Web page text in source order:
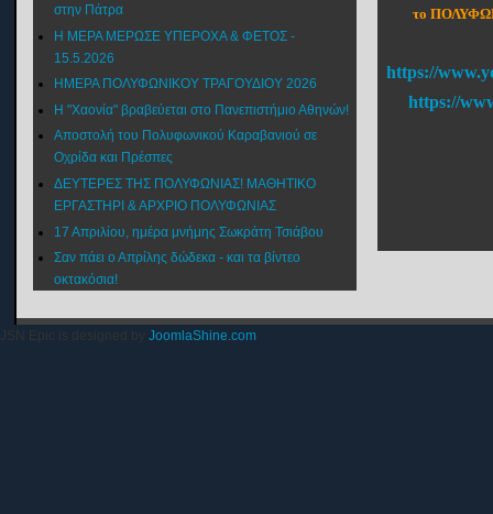
στην Πάτρα
Η ΜΕΡΑ ΜΕΡΩΣΕ ΥΠΕΡΟΧΑ & ΦΕΤΟΣ -
15.5.2026
ΗΜΕΡΑ ΠΟΛΥΦΩΝΙΚΟΥ ΤΡΑΓΟΥΔΙΟΥ 2026
Η "Χαονία" βραβεύεται στο Πανεπιστήμιο Αθηνών!
Αποστολή του Πολυφωνικού Καραβανιού σε
Οχρίδα και Πρέσπες
ΔΕΥΤΕΡΕΣ ΤΗΣ ΠΟΛΥΦΩΝΙΑΣ! ΜΑΘΗΤΙΚΟ
ΕΡΓΑΣΤΗΡΙ & ΑΡΧΡΙΟ ΠΟΛΥΦΩΝΙΑΣ
17 Απριλίου, ημέρα μνήμης Σωκράτη Τσιάβου
Σαν πάει ο Απρίλης δώδεκα - και τα βίντεο
οκτακόσια!
το
https://
https://
JSN Epic is designed by JoomlaShine.com